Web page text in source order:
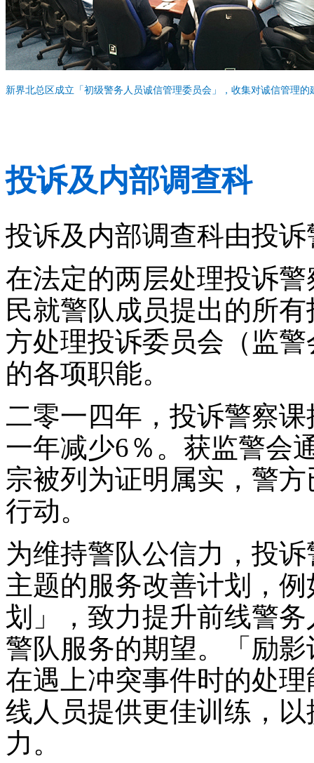
新界北总区成立「初级警务人员诚信管理委员会」，收集对诚信管理的
投诉及内部调查科
投诉及内部调查科由投
在法定的两层处理投诉
民就警队成员提出的所
方处理投诉委员会（监
的各项职能。
二零一四年，投诉警察
一年减少6％。获监警会
宗被列为证明属实，警
行动。
为维持警队公信力，投
主题的服务改善计划，
划」，致力提升前线警
警队服务的期望。「励
在遇上冲突事件时的处
线人员提供更佳训练，
力。